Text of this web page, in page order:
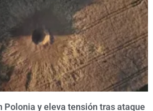
Polonia y eleva tensión tras ataque